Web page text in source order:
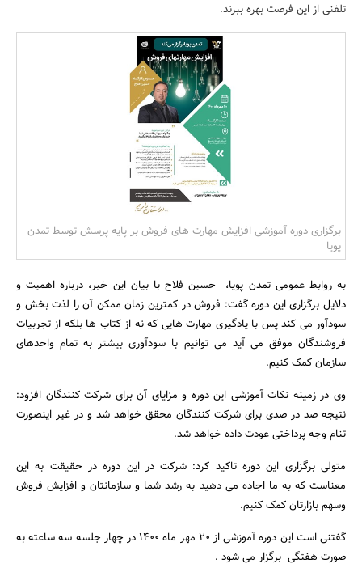
جستجو
تلفنی از این فرصت بهره ببرند.
برگزاری دوره آموزشی افزایش مهارت های فروش بر پایه پرسش توسط تمدن
پویا
به روابط عمومی تمدن پویا، حسین فلاح با بیان این خبر، درباره اهمیت و
دلایل برگزاری این دوره گفت: فروش در کمترین زمان ممکن آن را لذت بخش و
سودآور می کند پس با یادگیری مهارت هایی که نه از کتاب ها بلکه از تجربیات
فروشندگان موفق می آید می توانیم با سودآوری بیشتر به تمام واحدهای
سازمان کمک کنیم.
وی در زمینه نکات آموزشی این دوره و مزایای آن برای شرکت کنندگان افزود:
نتیجه صد در صدی برای شرکت کنندگان محقق خواهد شد و در غیر اینصورت
تنام وجه پرداختی عودت داده خواهد شد.
متولی برگزاری این دوره تاکید کرد: شرکت در این دوره در حقیقت به این
معناست که به ما اجاده می دهید به رشد شما و سازمانتان و افزایش فروش
وسهم بازارتان کمک کنیم.
گفتنی است این دوره آموزشی از ۲۰ مهر ماه ۱۴۰۰ در چهار جلسه سه ساعته به
صورت هفتگی برگزار می شود .